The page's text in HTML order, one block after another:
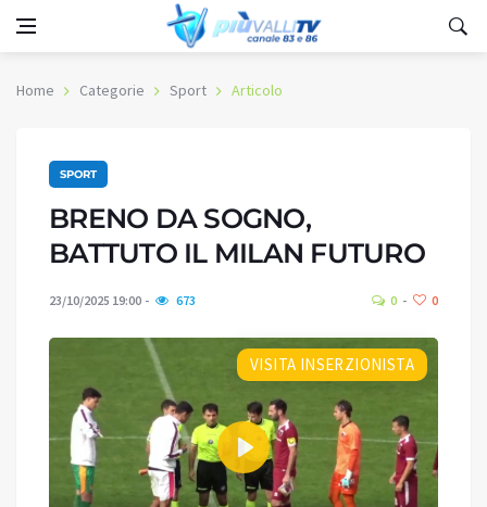
Home Categorie Sport Articolo
SPORT
BRENO DA SOGNO,
BATTUTO IL MILAN FUTURO
23/10/2025 19:00 673 0 0
VISITA INSERZIONISTA
Play